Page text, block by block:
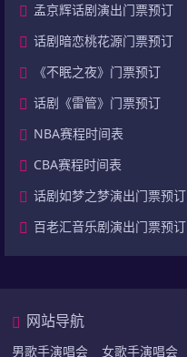
孟京辉话剧演出门票预订
话剧暗恋桃花源门票预订
《不眠之夜》门票预订
话剧《雷管》门票预订
NBA赛程时间表
CBA赛程时间表
话剧如梦之梦演出门票预订
百老汇音乐剧演出门票预订
网站导航
男歌手演唱会 女歌手演唱会